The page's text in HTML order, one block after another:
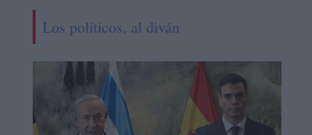
Los políticos, al diván